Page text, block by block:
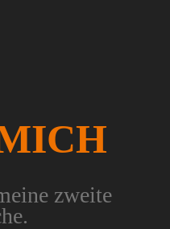
zweite